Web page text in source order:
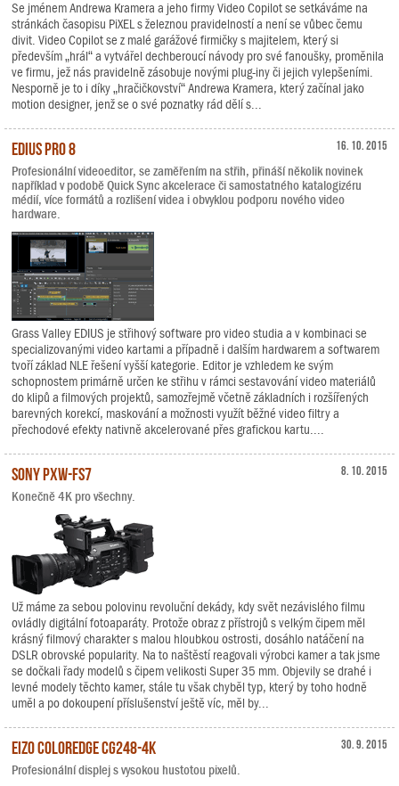
Se jménem Andrewa Kramera a jeho firmy Video Copilot se setkáváme na
stránkách časopisu PiXEL s železnou pravidelností a není se vůbec čemu
divit. Video Copilot se z malé garážové firmičky s majitelem, který si
především „hrál“ a vytvářel dechberoucí návody pro své fanoušky, proměnila
ve firmu, jež nás pravidelně zásobuje novými plug-iny či jejich vylepšeními.
Nesporně je to i díky „hračičkovství“ Andrewa Kramera, který začínal jako
motion designer, jenž se o své poznatky rád dělí s...
16. 10. 2015
EDIUS Pro 8
Profesionální videoeditor, se zaměřením na střih, přináší několik novinek
například v podobě Quick Sync akcelerace či samostatného katalogizéru
médií, více formátů a rozlišení videa i obvyklou podporu nového video
hardware.
Grass Valley EDIUS je střihový software pro video studia a v kombinaci se
specializovanými video kartami a případně i dalším hardwarem a softwarem
tvoří základ NLE řešení vyšší kategorie. Editor je vzhledem ke svým
schopnostem primárně určen ke střihu v rámci sestavování video materiálů
do klipů a filmových projektů, samozřejmě včetně základních i rozšířených
barevných korekcí, maskování a možnosti využít běžné video filtry a
přechodové efekty nativně akcelerované přes grafickou kartu....
8. 10. 2015
Sony PXW-FS7
Konečně 4K pro všechny.
Už máme za sebou polovinu revoluční dekády, kdy svět nezávislého filmu
ovládly digitální fotoaparáty. Protože obraz z přístrojů s velkým čipem měl
krásný filmový charakter s malou hloubkou ostrosti, dosáhlo natáčení na
DSLR obrovské popularity. Na to naštěstí reagovali výrobci kamer a tak jsme
se dočkali řady modelů s čipem velikosti Super 35 mm. Objevily se drahé i
levné modely těchto kamer, stále tu však chyběl typ, který by toho hodně
uměl a po dokoupení příslušenství ještě víc, měl by...
30. 9. 2015
EIZO ColorEdge CG248-4K
Profesionální displej s vysokou hustotou pixelů.